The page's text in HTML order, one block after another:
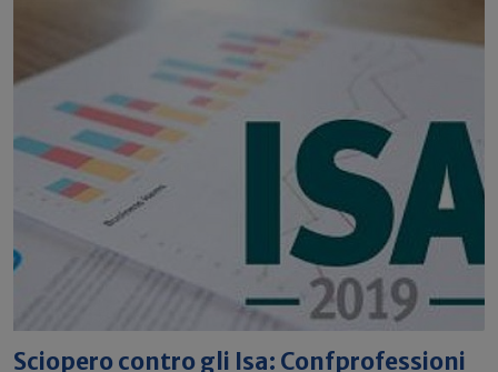
Sciopero contro gli Isa: Confprofessioni